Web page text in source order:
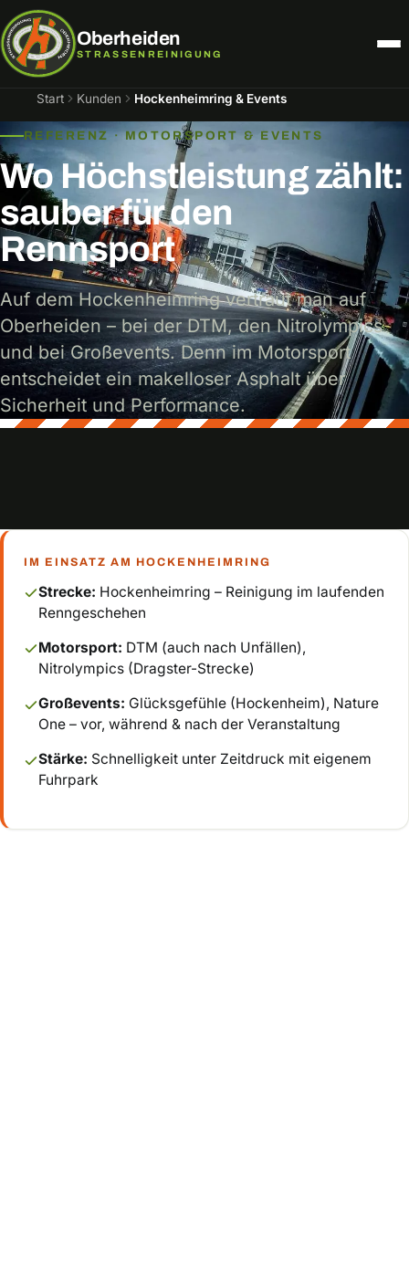
Oberheiden
STRASSENREINIGUNG
Strassenreinigung Baustellenreinigung
Fräsflächenreinigung Parkplatzreinigung
Rennstrecken & Events Großflächenreinigung
Service für Kommunen Großhallenreinigung
Betriebsgelände
Start Kunden Hockenheimring & Events
REFERENZ · MOTORSPORT & EVENTS
Wo Höchstleistung zählt:
sauber für den
Rennsport
Auf dem Hockenheimring vertraut man auf
Oberheiden – bei der DTM, den Nitrolympics
und bei Großevents. Denn im Motorsport
entscheidet ein makelloser Asphalt über
Sicherheit und Performance.
IM EINSATZ AM HOCKENHEIMRING
Strecke: Hockenheimring – Reinigung im laufenden
Renngeschehen
Motorsport: DTM (auch nach Unfällen),
Nitrolympics (Dragster-Strecke)
Großevents: Glücksgefühle (Hockenheim), Nature
One – vor, während & nach der Veranstaltung
Stärke: Schnelligkeit unter Zeitdruck mit eigenem
Fuhrpark